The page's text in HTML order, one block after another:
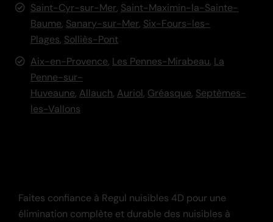
Saint-Cyr-sur-Mer, Saint-Maximin-la-Sainte-
Baume, Sanary-sur-Mer, Six-Fours-les-
Plages, Solliès-Pont
Aix-en-Provence, Les Pennes-Mirabeau, La
Penne-sur-
Huveaune, Allauch, Auriol, Gréasque, Septèmes-
les-Vallons
Faites confiance à Regul nuisibles 4D pour une
élimination complète et durable des nuisibles à